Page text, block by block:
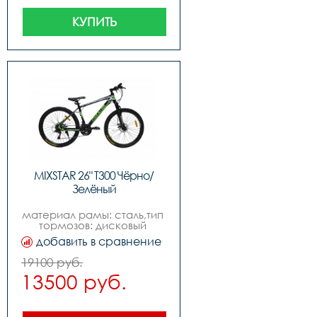
КУПИТЬ
MIXSTAR 26" T300 Чёрно/
Зелёный
материал рамы: сталь,тип
тормозов: дисковый
механический,диаметр
колес:
,задний
переключательshiming
tz,передний
tz,манеткиshiming ef-500
добавить в сравнение
19100 руб.
13500 руб.